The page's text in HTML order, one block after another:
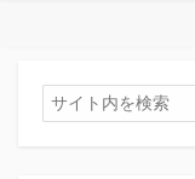
ペ
ー
検
索